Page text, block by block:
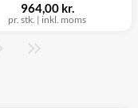
pr. stk. | inkl. moms
964,00 kr.